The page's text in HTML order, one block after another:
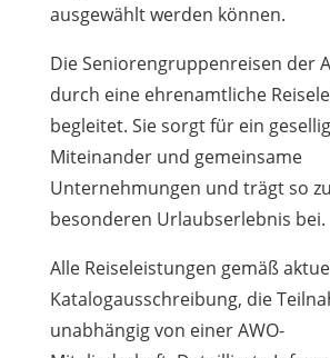
ausgewählt werden können.
Die Seniorengruppenreisen der
durch eine ehrenamtliche
begleitet. Sie sorgt für ein
Miteinander und gemeinsame
Unternehmungen und trägt so
besonderen Urlaubserlebnis bei.
Alle Reiseleistungen gemäß
Katalogausschreibung, die
unabhängig von einer AWO-